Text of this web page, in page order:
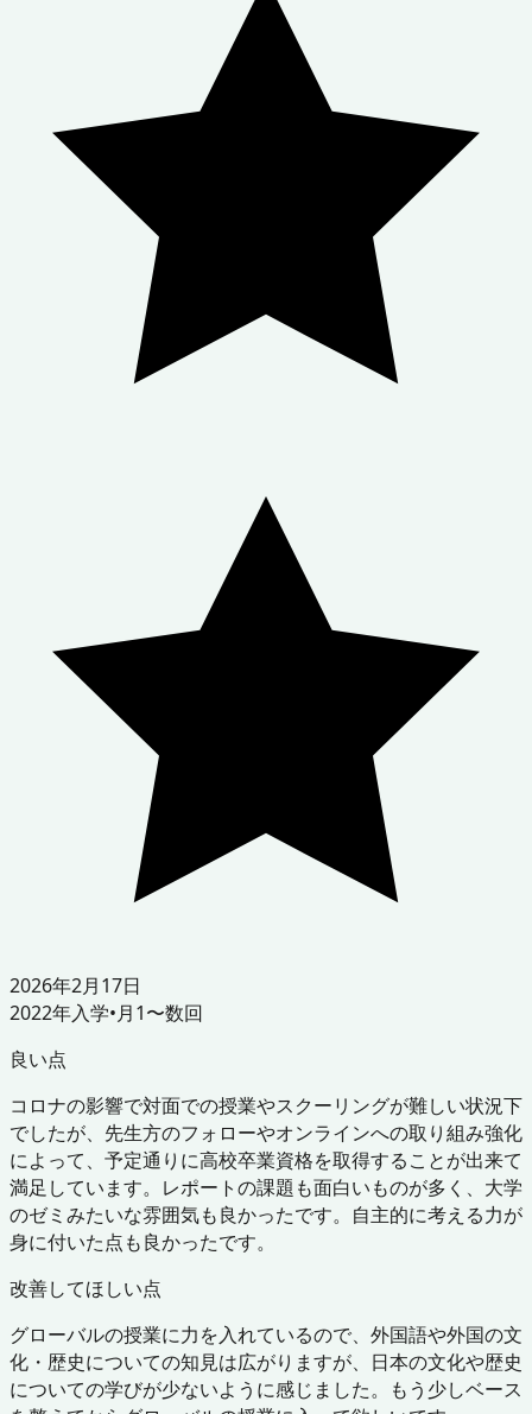
2026年2月17日
2022年入学•月1〜数回
良い点
コロナの影響で対面での授業やスクーリングが難しい状況下
でしたが、先生方のフォローやオンラインへの取り組み強化
によって、予定通りに高校卒業資格を取得することが出来て
満足しています。レポートの課題も面白いものが多く、大学
のゼミみたいな雰囲気も良かったです。自主的に考える力が
身に付いた点も良かったです。
改善してほしい点
グローバルの授業に力を入れているので、外国語や外国の文
化・歴史についての知見は広がりますが、日本の文化や歴史
についての学びが少ないように感じました。もう少しベース